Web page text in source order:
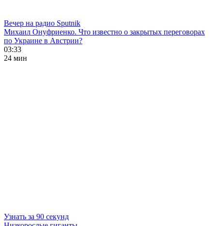
Вечер на радио Sputnik
Михаил Онуфриенко. Что известно о закрытых переговорах
по Украине в Австрии?
03:33
24 мин
Узнать за 90 секунд